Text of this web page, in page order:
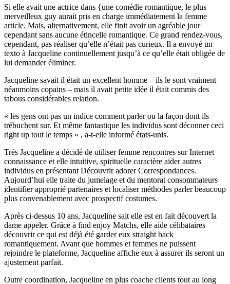
Si elle avait une actrice dans {une comédie romantique, le plus
merveilleux guy aurait pris en charge immédiatement la femme
article. Mais, alternativement, elle finit avoir un agréable jour
cependant sans aucune étincelle romantique. Ce grand rendez-vous,
cependant, pas réaliser qu’elle n’était pas curieux. Il a envoyé un
texto à Jacqueline continuellement jusqu’à ce qu’elle était obligée de
lui demander éliminer.
Jacqueline savait il était un excellent homme – ils le sont vraiment
néanmoins copains – mais il avait petite idée il était commis des
tabous considérables relation.
« les gens ont pas un indice comment parler ou la façon dont ils
trébuchent sur. Et même fantastique les individus sont déconner ceci
right up tout le temps « , a-t-elle informé états-unis.
Très Jacqueline a décidé de utiliser femme rencontres sur Internet
connaissance et elle intuitive, spirituelle caractère aider autres
individus en présentant Découvrir adorer Correspondances.
Aujourd’hui elle traite du jumelage et du mentorat consommateurs
identifier approprié partenaires et localiser méthodes parler beaucoup
plus convenablement avec prospectif costumes.
Après ci-dessus 10 ans, Jacqueline sait elle est en fait découvert la
dame appeler. Grâce à find enjoy Matchs, elle aide célibataires
découvrir ce qui est déjà été garder eux straight back
romantiquement. Avant que hommes et femmes ne puissent
rejoindre le plateforme, Jacqueline affiche eux à assurer ils seront un
ajustement parfait.
Outre coordination, Jacqueline en plus coache clients tout au long